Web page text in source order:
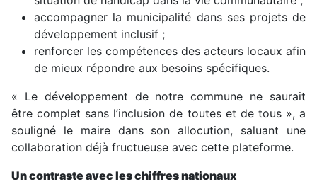
accompagner la municipalité dans ses projets de
développement inclusif ;
renforcer les compétences des acteurs locaux afin
de mieux répondre aux besoins spécifiques.
« Le développement de notre commune ne saurait
être complet sans l’inclusion de toutes et de tous », a
souligné le maire dans son allocution, saluant une
collaboration déjà fructueuse avec cette plateforme.
Un contraste avec les chiffres nationaux